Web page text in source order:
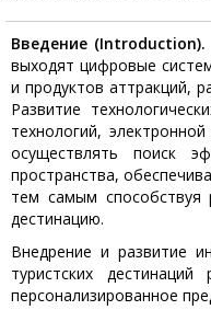
Введение (Introduction).
выходят цифровые
и продуктов аттракций,
Развитие
технологий,
осуществлять поиск
пространства,
тем самым способствуя
дестинацию.
Внедрение и развитие
туристских
персонализированное